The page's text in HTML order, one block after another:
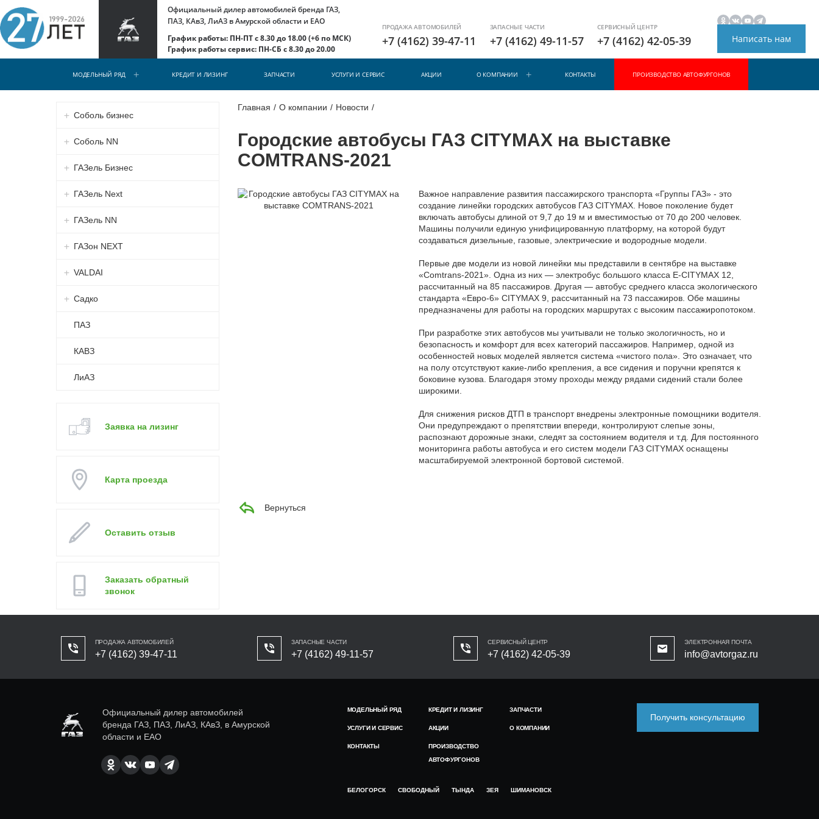
Официальный дилер автомобилей бренда ГАЗ,
ПАЗ, КАвЗ, ЛиАЗ в Амурской области и ЕАО
График работы: ПН-ПТ с 8.30 до 18.00 (+6 по МСК)
График работы сервис: ПН-СБ с 8.30 до 20.00
ПРОДАЖА АВТОМОБИЛЕЙ
+7 (4162) 39-47-11
ЗАПАСНЫЕ ЧАСТИ
+7 (4162) 49-11-57
СЕРВИСНЫЙ ЦЕНТР
+7 (4162) 42-05-39 Написать нам
МОДЕЛЬНЫЙ РЯД КРЕДИТ И ЛИЗИНГ ЗАПЧАСТИ УСЛУГИ И СЕРВИС АКЦИИ О КОМПАНИИ КОНТАКТЫ ПРОИЗВОДСТВО АВТОФУРГОНОВ
Главная / О компании / Новости /
Городские автобусы ГАЗ CITYMAX на выставке
COMTRANS-2021
Соболь бизнес
Соболь NN
ГАЗель Бизнес
ГАЗель Next
ГАЗель NN
ГАЗон NEXT
VALDAI
Садко
ПАЗ
КАВЗ
ЛиАЗ
Заявка на лизинг
Карта проезда
Оставить отзыв
Заказать обратный
звонок
Важное направление развития пассажирского транспорта «Группы ГАЗ» - это
создание линейки городских автобусов ГАЗ CITYMAX. Новое поколение будет
включать автобусы длиной от 9,7 до 19 м и вместимостью от 70 до 200 человек.
Машины получили единую унифицированную платформу, на которой будут
создаваться дизельные, газовые, электрические и водородные модели.
Первые две модели из новой линейки мы представили в сентябре на выставке
«Comtrans-2021». Одна из них — электробус большого класса E-CITYMAX 12,
рассчитанный на 85 пассажиров. Другая — автобус среднего класса экологического
стандарта «Евро-6» CITYMAX 9, рассчитанный на 73 пассажиров. Обе машины
предназначены для работы на городских маршрутах с высоким пассажиропотоком.
При разработке этих автобусов мы учитывали не только экологичность, но и
безопасность и комфорт для всех категорий пассажиров. Например, одной из
особенностей новых моделей является система «чистого пола». Это означает, что
на полу отсутствуют какие-либо крепления, а все сидения и поручни крепятся к
боковине кузова. Благодаря этому проходы между рядами сидений стали более
широкими.
Для снижения рисков ДТП в транспорт внедрены электронные помощники водителя.
Они предупреждают о препятствии впереди, контролируют слепые зоны,
распознают дорожные знаки, следят за состоянием водителя и т.д. Для постоянного
мониторинга работы автобуса и его систем модели ГАЗ CITYMAX оснащены
масштабируемой электронной бортовой системой.
Вернуться
ПРОДАЖА АВТОМОБИЛЕЙ
+7 (4162) 39-47-11
ЗАПАСНЫЕ ЧАСТИ
+7 (4162) 49-11-57
СЕРВИСНЫЙ ЦЕНТР
+7 (4162) 42-05-39
ЭЛЕКТРОННАЯ ПОЧТА
info@avtorgaz.ru
Официальный дилер автомобилей
бренда ГАЗ, ПАЗ, ЛиАЗ, КАвЗ, в Амурской
области и ЕАО
МОДЕЛЬНЫЙ РЯД КРЕДИТ И ЛИЗИНГ ЗАПЧАСТИ
УСЛУГИ И СЕРВИС АКЦИИ О КОМПАНИИ
КОНТАКТЫ
ПРОИЗВОДСТВО
АВТОФУРГОНОВ
БЕЛОГОРСК СВОБОДНЫЙ ТЫНДА ЗЕЯ ШИМАНОВСК
Получить консультацию